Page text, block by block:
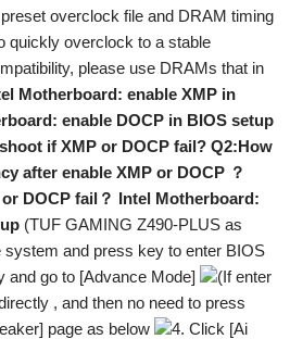
overclock file and DRAM timing
quickly overclock to a stable
please use DRAMs that in
Motherboard: enable XMP in
enable DOCP in BIOS setup
if XMP or DOCP fail? Q2:How
after enable XMP or DOCP ？
DOCP fail？ Intel Motherboard:
(TUF GAMING Z490-PLUS as
system and press key to enter BIOS
and go to [Advance Mode]
(If enter
, and then no need to press
page as below
4. Click [Ai